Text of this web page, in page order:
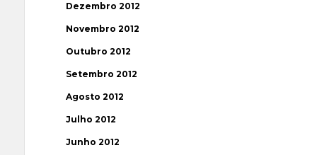
Dezembro 2012
Novembro 2012
Outubro 2012
Setembro 2012
Agosto 2012
Julho 2012
Junho 2012